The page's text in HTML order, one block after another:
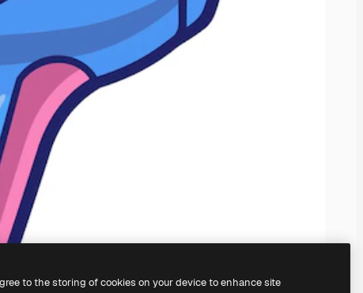
to the storing of cookies on your device to enhance site